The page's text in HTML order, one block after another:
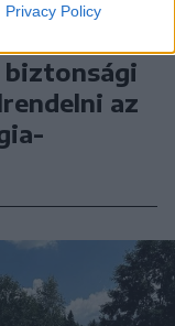
Privacy Policy
biztonsági
az